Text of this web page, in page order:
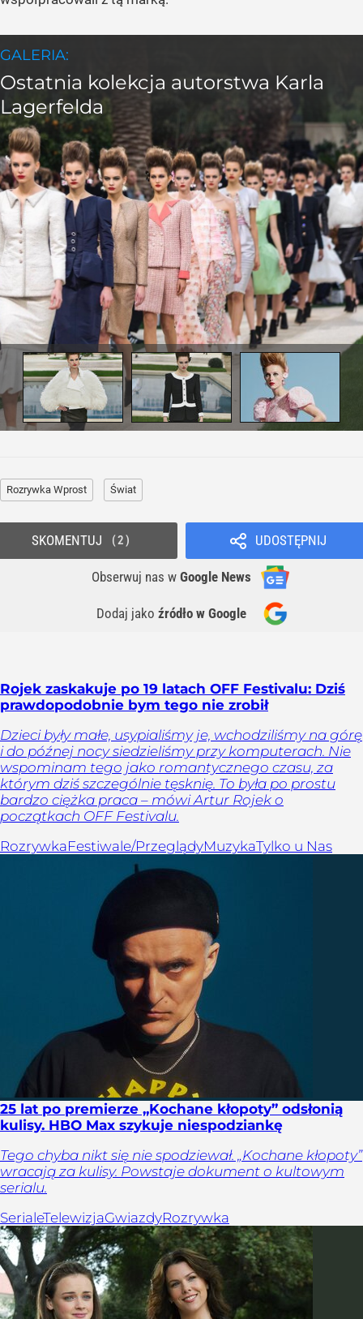
Rozrywka Wprost Świat
UDOSTĘPNIJ
Obserwuj nas w Google News
Dodaj jako źródło w Google
SKOMENTUJ 2
Rojek zaskakuje po 19 latach OFF Festivalu: Dziś
prawdopodobnie bym tego nie zrobił
Dzieci były małe, usypialiśmy je, wchodziliśmy na górę
i do późnej nocy siedzieliśmy przy komputerach. Nie
wspominam tego jako romantycznego czasu, za
którym dziś szczególnie tęsknię. To była po prostu
bardzo ciężka praca – mówi Artur Rojek o
początkach OFF Festivalu.
RozrywkaFestiwale/PrzeglądyMuzykaTylko u Nas
25 lat po premierze „Kochane kłopoty” odsłonią
kulisy. HBO Max szykuje niespodziankę
Tego chyba nikt się nie spodziewał. „Kochane kłopoty”
wracają za kulisy. Powstaje dokument o kultowym
serialu.
SerialeTelewizjaGwiazdyRozrywka